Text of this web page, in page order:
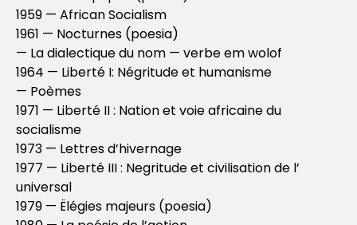
1959 — African Socialism
1961 — Nocturnes (poesia)
— La dialectique du nom — verbe em wolof
1964 — Liberté I: Négritude et humanisme
— Poèmes
1971 — Liberté II : Nation et voie africaine du
socialisme
1973 — Lettres d’hivernage
1977 — Liberté III : Negritude et civilisation de l’
universal
1979 — Ëlégies majeurs (poesia)